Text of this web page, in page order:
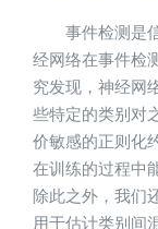
事件检测是
经网络在事件检
究发现，神经网
些特定的类别对
价敏感的正则化
在训练的过程中
除此之外，我们
用于估计类别间